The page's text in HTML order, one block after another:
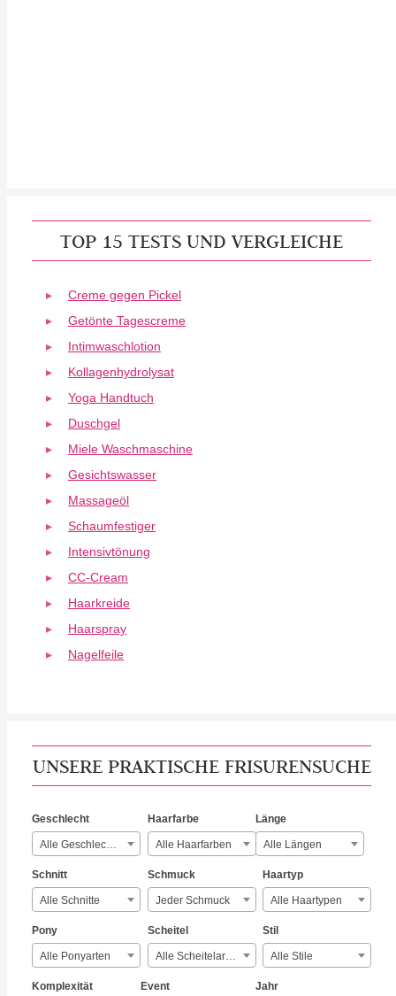
TOP 15 TESTS UND VERGLEICHE
Creme gegen Pickel
Getönte Tagescreme
Intimwaschlotion
Kollagenhydrolysat
Yoga Handtuch
Duschgel
Miele Waschmaschine
Gesichtswasser
Massageöl
Schaumfestiger
Intensivtönung
CC-Cream
Haarkreide
Haarspray
Nagelfeile
UNSERE PRAKTISCHE FRISURENSUCHE
Geschlecht
Alle Geschlechter
Haarfarbe
Alle Haarfarben
Länge
Alle Längen
Schnitt
Alle Schnitte
Schmuck
Jeder Schmuck
Haartyp
Alle Haartypen
Pony
Alle Ponyarten
Scheitel
Alle Scheitelarten
Stil
Alle Stile
Komplexität Event Jahr